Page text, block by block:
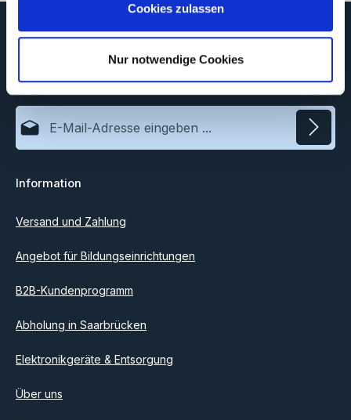
Cookies zulassen
Nur notwendige Cookies
Abonnieren Sie jetzt unseren regelmäßig erscheinenden
Newsletter, um rechtzeitig über neue Produkte und Angebote
informiert zu werden.
E-Mail-Adresse*
Ich habe dieDatenschutzbestimmungen
einverstanden.
Information
Versand und Zahlung
Angebot für Bildungseinrichtungen
B2B-Kundenprogramm
Abholung in Saarbrücken
Elektronikgeräte & Entsorgung
Über uns